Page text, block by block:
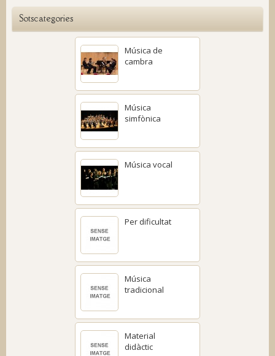
Sotscategories
Música de
cambra
Música
simfònica
Música vocal
Per dificultat
Música
tradicional
Material
didàctic